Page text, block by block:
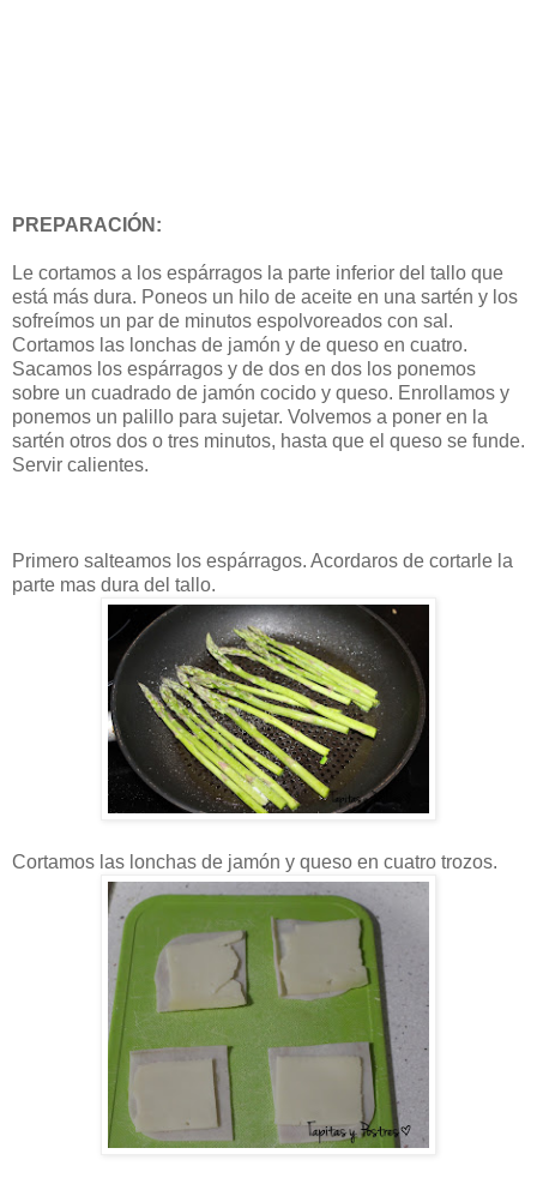
PREPARACIÓN:
Le cortamos a los espárragos la parte inferior del tallo que
está más dura. Poneos un hilo de aceite en una sartén y los
sofreímos un par de minutos espolvoreados con sal.
Cortamos las lonchas de jamón y de queso en cuatro.
Sacamos los espárragos y de dos en dos los ponemos
sobre un cuadrado de jamón cocido y queso. Enrollamos y
ponemos un palillo para sujetar. Volvemos a poner en la
sartén otros dos o tres minutos, hasta que el queso se funde.
Servir calientes.
Primero salteamos los espárragos. Acordaros de cortarle la
parte mas dura del tallo.
Cortamos las lonchas de jamón y queso en cuatro trozos.